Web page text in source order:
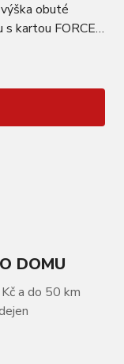
obuté
kartou FORCE
DOMU
a do 50 km